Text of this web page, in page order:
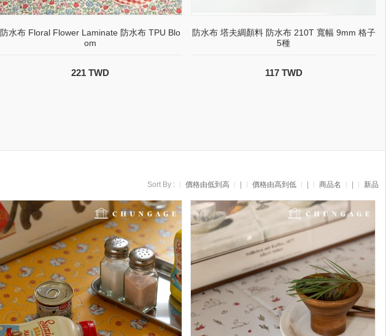
防水布 Floral Flower Laminate 防水布 TPU Blo
om
221 TWD
防水布 塔夫綢顏料 防水布 210T 寬幅 9mm 格子
5種
117 TWD
Sort By : 價格由低到高 價格由高到低 商品名 新品